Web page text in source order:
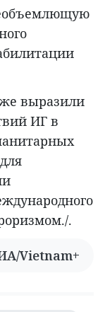
выразили
ИГ в
.
Vietnam+